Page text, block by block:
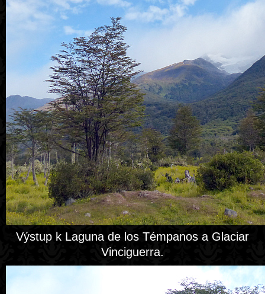
Výstup k Laguna de los Témpanos a Glaciar
Vinciguerra.